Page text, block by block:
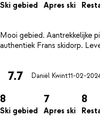
Ski gebied Apres ski
Mooi gebied. Aantrekkelijke
7.7 Daniël Kwint11-02-
8
Ski gebied
7
Apres ski
8